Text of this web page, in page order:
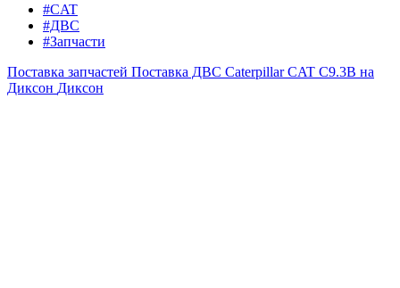
#CAT
#ДВС
#Запчасти
Поставка запчастей Поставка ДВС Caterpillar CAT C9.3B на
Диксон Диксон